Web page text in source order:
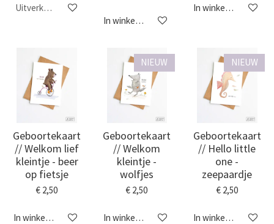
Uitverkocht
In winkelwagen
In winkelwagen
Geboortekaart
// Welkom lief
kleintje - beer
op fietsje
€ 2,50
In winkelwagen
NIEUW
Geboortekaart
// Welkom
kleintje -
wolfjes
€ 2,50
In winkelwagen
NIEUW
Geboortekaart
// Hello little
one -
zeepaardje
€ 2,50
In winkelwagen